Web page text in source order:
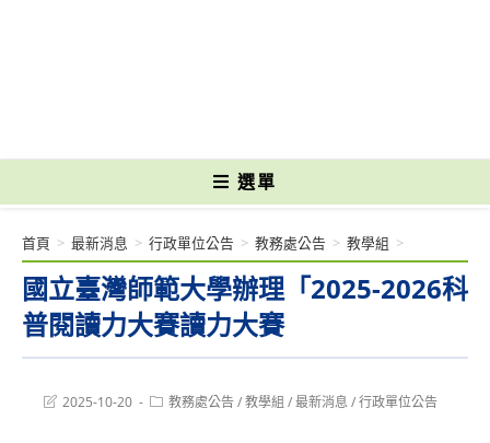
選單
國立臺灣師範大學辦理「2025-2026科
普閱讀力大賽讀力大賽
首頁 > 最新消息 > 行政單位公告 > 教務處公告 > 教學組 >
Post2025-10-20
Post教務處公告/教學組 /最新消息 /行政單位公告